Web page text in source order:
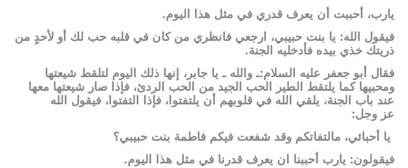
يارب، أحببت أن يعرف قدري في مثل هذا اليوم.
فيقول الله: يا بنت حبيبي، ارجعي فانظري من كان في قلبه حب لك أو لأحدٍ من
ذريتك خذي بيده فأدخليه الجنة.
فقال أبو جعفر عليه السلام:ـ والله ـ يا جابر، إنها ذلك اليوم لتلقط شيعتها
ومحبيها كما يلتقط الطير الحب الجيد من الحب الردئ، فإذا صار شيعتها معها
عند باب الجنة، يلقي الله في قلوبهم أن يلتفتوا، فإذا التفتوا، فيقول الله
عز وجل:
يا أحبائي، مالتفاتكم وقد شفعت فيكم فاطمة بنت حبيبي؟
فيقولون: يارب أحببنا ان يعرف قدرنا في مثل هذا اليوم.